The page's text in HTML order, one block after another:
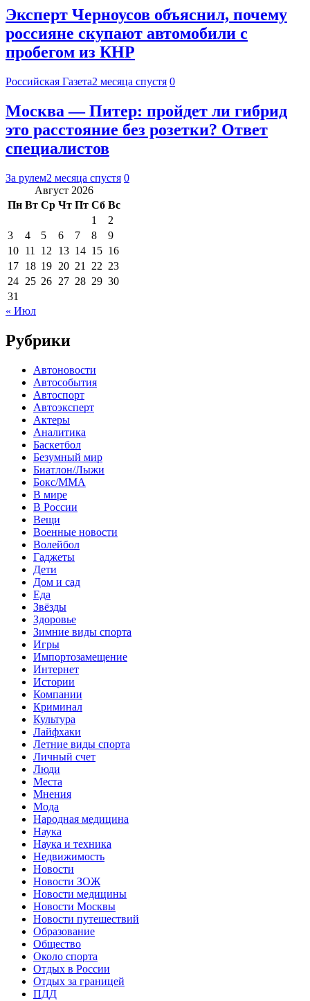
Эксперт Черноусов объяснил, почему
россияне скупают автомобили с
пробегом из КНР
Российская Газета2 месяца спустя 0
Москва — Питер: пройдет ли гибрид
это расстояние без розетки? Ответ
специалистов
За рулем2 месяца спустя 0
Август 2026
Пн Вт Ср Чт Пт Сб Вс
1
2
3
4 5 6 7 8
9
10 11 12 13 14 15 16
17 18 19 20 21 22 23
24 25 26 27 28 29 30
31
« Июл
Рубрики
Автоновости
Автособытия
Автоспорт
Автоэксперт
Актеры
Аналитика
Баскетбол
Безумный мир
Биатлон/Лыжи
Бокс/MMA
В мире
В России
Вещи
Военные новости
Волейбол
Гаджеты
Дети
Дом и сад
Еда
Звёзды
Здоровье
Зимние виды спорта
Игры
Импортозамещение
Интернет
Истории
Компании
Криминал
Культура
Лайфхаки
Летние виды спорта
Личный счет
Люди
Места
Мнения
Мода
Народная медицина
Наука
Наука и техника
Недвижимость
Новости
Новости ЗОЖ
Новости медицины
Новости Москвы
Новости путешествий
Образование
Общество
Около спорта
Отдых в России
Отдых за границей
ПДД